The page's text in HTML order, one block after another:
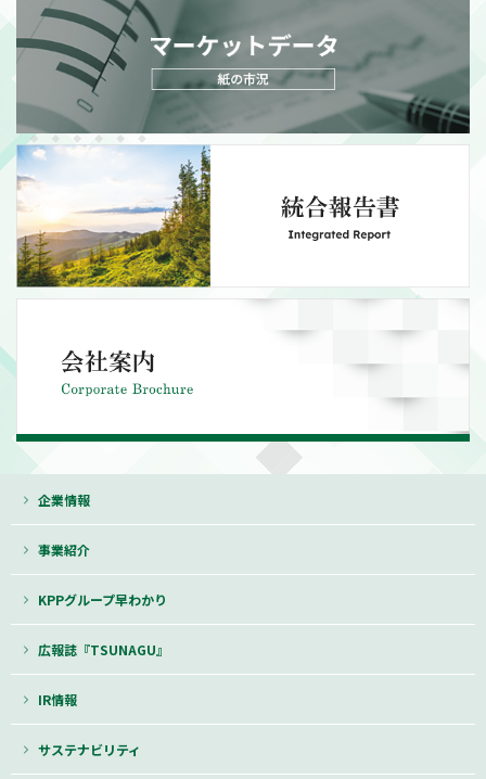
企業情報
事業紹介
KPPグループ早わかり
広報誌『TSUNAGU』
IR情報
サステナビリティ